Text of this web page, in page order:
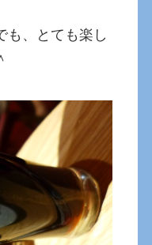
も、とても楽し